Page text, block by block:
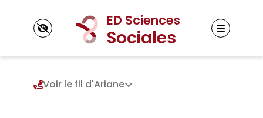
Voir le fil d'Ariane